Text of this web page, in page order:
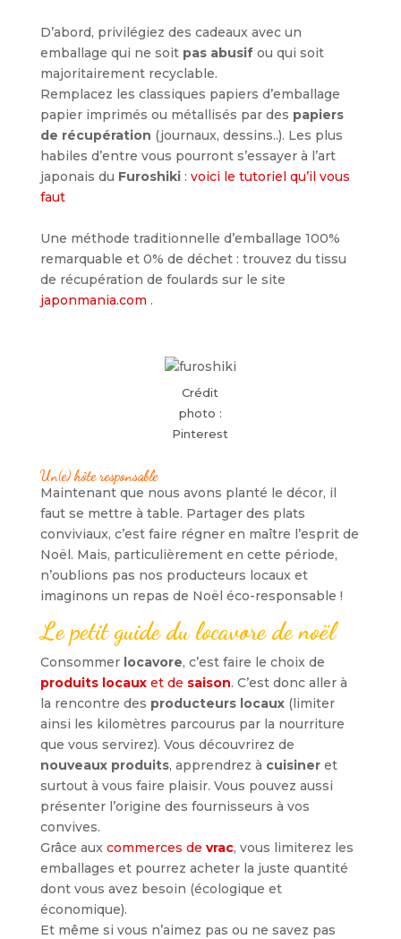
D’abord, privilégiez des cadeaux avec un
emballage qui ne soit pas abusif ou qui soit
majoritairement recyclable.
Remplacez les classiques papiers d’emballage
papier imprimés ou métallisés par des papiers
de récupération (journaux, dessins..). Les plus
habiles d’entre vous pourront s’essayer à l’art
japonais du Furoshiki: voici le tutoriel qu’il vous
faut
Une méthode traditionnelle d’emballage 100%
remarquable et 0% de déchet : trouvez du tissu
de récupération de foulards sur le site
japonmania.com .
Crédit
photo :
Pinterest
Un(e) hôte responsable
Maintenant que nous avons planté le décor, il
faut se mettre à table. Partager des plats
conviviaux, c’est faire régner en maître l’esprit de
Noël. Mais, particulièrement en cette période,
n’oublions pas nos producteurs locaux et
imaginons un repas de Noël éco-responsable !
Le petit guide du locavore de noël
Consommer locavore, c’est faire le choix de
produits locauxet de saison. C’est donc aller à
la rencontre des producteurs locaux (limiter
ainsi les kilomètres parcourus par la nourriture
que vous servirez). Vous découvrirez de
nouveaux produits, apprendrez à cuisiner et
surtout à vous faire plaisir. Vous pouvez aussi
présenter l’origine des fournisseurs à vos
convives.
Grâce aux commerces de vrac, vous limiterez les
emballages et pourrez acheter la juste quantité
dont vous avez besoin (écologique et
économique).
Et même si vous n’aimez pas ou ne savez pas